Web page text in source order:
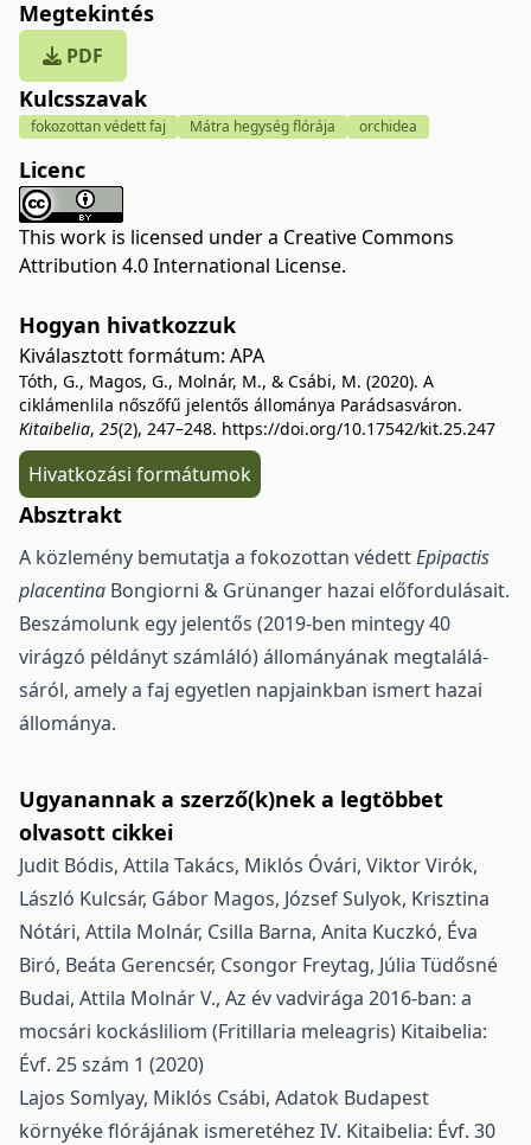
Megtekintés
PDF
Kulcsszavak
fokozottan védett faj Mátra hegység flórája orchidea
Licenc
This work is licensed under a Creative Commons
Attribution 4.0 International License.
Hogyan hivatkozzuk
Kiválasztott formátum: APA
Tóth, G., Magos, G., Molnár, M., & Csábi, M. (2020). A
ciklámenlila nőszőfű jelentős állománya Parádsasváron.
Kitaibelia, 25(2), 247–248. https://doi.org/10.17542/kit.25.247
Hivatkozási formátumok
Absztrakt
A közlemény bemutatja a fokozottan védettEpipactis
placentina Bongiorni & Grünanger hazai előfordulásait.
Beszámolunk egy jelentős (2019-ben mintegy 40
virágzó példányt számláló) állományának megtalálá­
sáról, amely a faj egyetlen napjainkban ismert hazai
állománya.
Ugyanannak a szerző(k)nek a legtöbbet
olvasott cikkei
Judit Bódis, Attila Takács, Miklós Óvári, Viktor Virók,
László Kulcsár, Gábor Magos, József Sulyok, Krisztina
Nótári, Attila Molnár, Csilla Barna, Anita Kuczkó, Éva
Biró, Beáta Gerencsér, Csongor Freytag, Júlia Tüdősné
Budai, Attila Molnár V., Az év vadvirága 2016-ban: a
mocsári kockásliliom (Fritillaria meleagris) Kitaibelia:
Évf. 25 szám 1 (2020)
Lajos Somlyay, Miklós Csábi, Adatok Budapest
környéke flórájának ismeretéhez IV. Kitaibelia: Évf. 30